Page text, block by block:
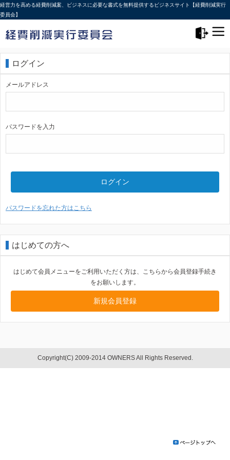
経営力を高める経費削減案、ビジネスに必要な書式を無料提供するビジネスサイト【経費削減実行
委員会】
ログイン
メールアドレス
パスワードを入力
ログイン
パスワードを忘れた方はこちら
はじめての方へ
はじめて会員メニューをご利用いただく方は、こちらから会員登録手続き
をお願いします。
新規会員登録
Copyright(C) 2009-2014 OWNERS All Rights Reserved.